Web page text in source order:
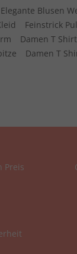
Elegante Blusen
Feinstrick
Damen T
Damen T
Preis